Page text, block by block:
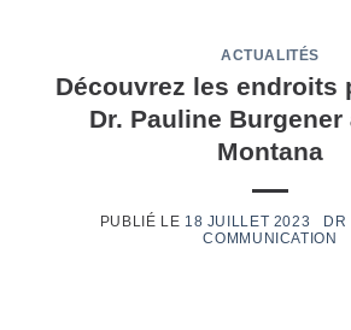
ACTUALITÉS
Découvrez les endroits
Dr. Pauline Burgener
Montana
18 JUILLET 2023